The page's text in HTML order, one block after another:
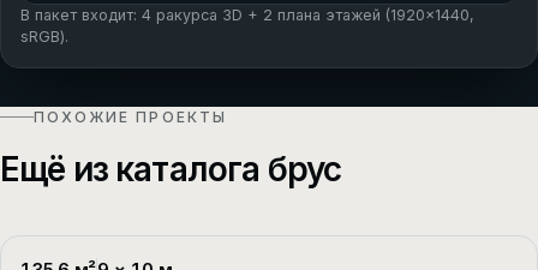
В пакет входит: 4 ракурса 3D + 2 плана этажей (1920×1440,
sRGB).
ПОХОЖИЕ ПРОЕКТЫ
Ещё из каталога брус